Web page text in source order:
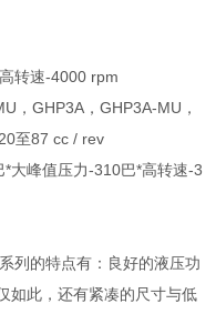
转速-4000 rpm
，GHP3A，GHP3A-MU，
至87 cc / rev
大峰值压力-310巴*高转速-3
列的特点有：良好的液压功
如此，还有紧凑的尺寸与低